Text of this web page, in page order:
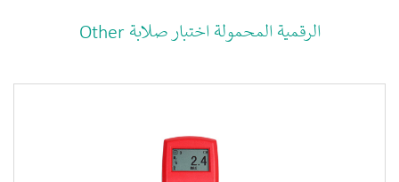
Other الرقمية المحمولة اختبار صلابة